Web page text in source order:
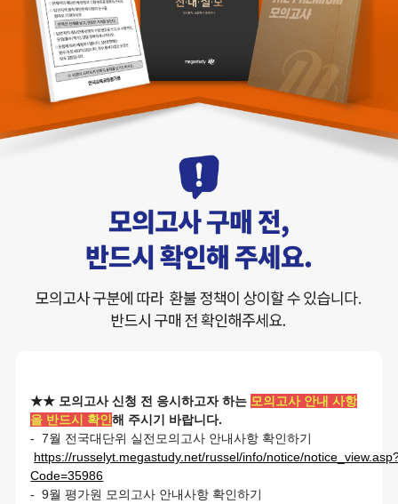
★★ 모의고사 신청 전 응시하고자 하는 모의고사 안내 사항
을 반드시 확인해 주시기 바랍니다.
- 7월 전국대단위 실전모의고사 안내사항 확인하기
https://russelyt.megastudy.net/russel/info/notice/
Code=35986
- 9월 평가원 모의고사 안내사항 확인하기